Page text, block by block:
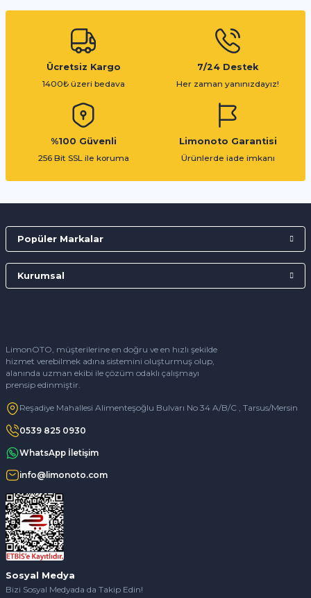
Ücretsiz Kargo
1400₺ üzeri bedava
7/24 Destek
Her zaman yanınızdayız!
%100 Güvenli
256 Bit SSL ile koruma
Limonoto Garantisi
Ürünlerde iade imkanı
LimonOTO, müşterilerine en doğru ve en hızlı şekilde
hizmet verebilmek adına sistemini oluşturmuş olup,
alanında uzman ekibi ile çözüm odaklı çalışmayı
prensip edinmiştir.
Reşadiye Mahallesi Alimenteşoğlu Bulvarı No 34 A/B/C , Tarsus/Mersin
0539 825 0930
WhatsApp İletişim
info@limonoto.com
Popüler Markalar
Kurumsal
Sosyal Medya
Bizi Sosyal Medyada da Takip Edin!